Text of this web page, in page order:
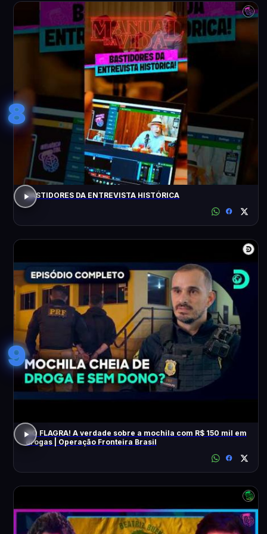
8
BASTIDORES DA ENTREVISTA HISTÓRICA
9
NO FLAGRA! A verdade sobre a mochila com R$ 150 mil em
drogas | Operação Fronteira Brasil